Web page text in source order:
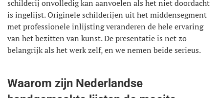
schilderij onvolledig kan aanvoelen als het niet doordacht
is ingelijst. Originele schilderijen uit het middensegment
met professionele inlijsting veranderen de hele ervaring
van het bezitten van kunst. De presentatie is net zo
belangrijk als het werk zelf, en we nemen beide serieus.
Waarom zijn Nederlandse